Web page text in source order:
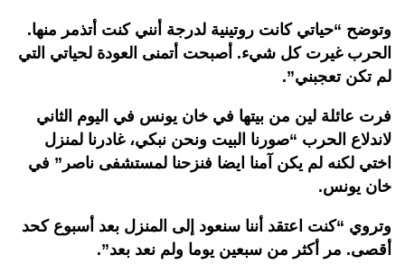
وتوضح “حياتي كانت روتينية لدرجة أنني كنت أتذمر منها.
الحرب غيرت كل شيء. أصبحت أتمنى العودة لحياتي التي
لم تكن تعجبني”.
فرت عائلة لين من بيتها في خان يونس في اليوم الثاني
لاندلاع الحرب “صورنا البيت ونحن نبكي، غادرنا لمنزل
اختي لكنه لم يكن آمنا ايضا فنزحنا لمستشفى ناصر” في
خان يونس.
وتروي “كنت اعتقد أننا سنعود إلى المنزل بعد أسبوع كحد
أقصى. مر أكثر من سبعين يوما ولم نعد بعد”.